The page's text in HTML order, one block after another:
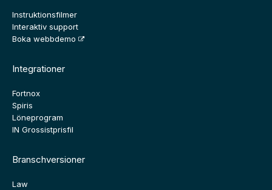
Instruktionsfilmer
Interaktiv support
Boka webbdemo
Integrationer
Fortnox
Spiris
Löneprogram
IN Grossistprisfil
Branschversioner
Law